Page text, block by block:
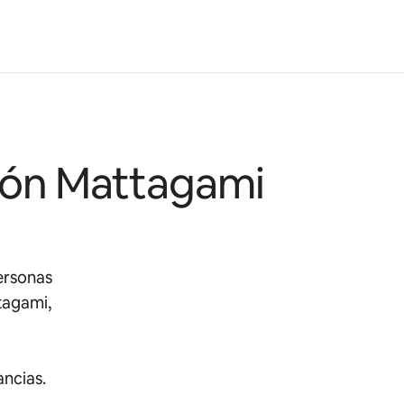
Mattagami